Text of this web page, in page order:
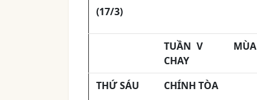
(17/3)
TUẦN V MÙA
CHAY
THỨ SÁU
CHÍNH TÒA